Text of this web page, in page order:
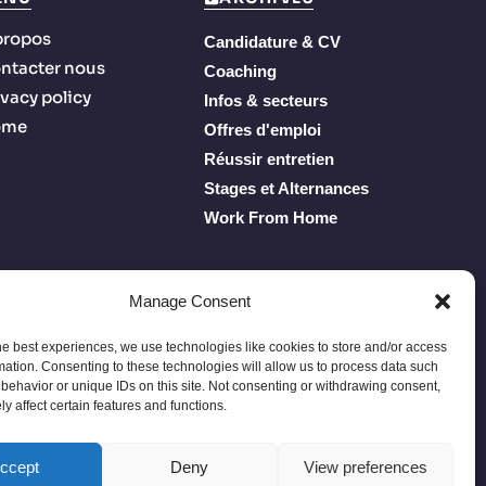
Manage Consent
best experiences, we use technologies like cookies to store and/or access
Consenting to these technologies will allow us to process data such
or unique IDs on this site. Not consenting or withdrawing consent,
affect certain features and functions.
Deny View preferences
nous
policy
Candidature & CV
Coaching
Infos & secteurs
Offres d'emploi
Réussir entretien
Stages et Alternances
Work From Home
Privacy PolicyTerms of Service